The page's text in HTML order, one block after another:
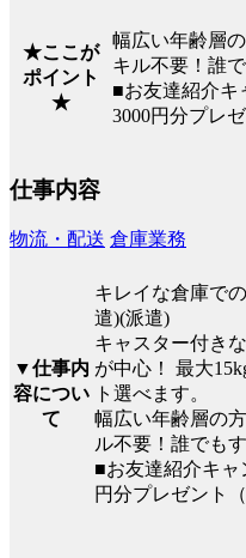
★ここが
ポイント
★
幅広い年齢層
キル不要！誰
■お友達紹介キ
3000円分プレ
仕事内容
物流・配送 倉庫業務
▼仕事内
容につい
て
キレイな倉庫で
遣)(派遣)
キャスター付き
が中心！ 最大
ト選べます。
幅広い年齢層の
ル不要！誰でも
■お友達紹介キャ
円分プレゼント